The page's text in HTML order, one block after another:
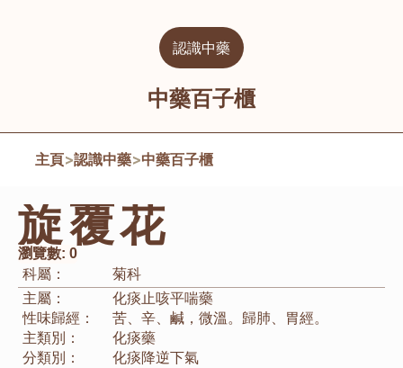
認識中藥
中藥百子櫃
主頁>認識中藥>中藥百子櫃
旋覆花
瀏覽數: 0
科屬：
菊科
主屬：
化痰止咳平喘藥
性味歸經：
苦、辛、鹹，微溫。歸肺、胃經。
主類別：
化痰藥
分類別：
化痰降逆下氣